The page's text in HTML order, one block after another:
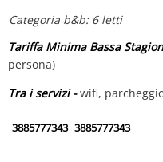
Categoria b&b: 6 letti
Tariffa Minima Bassa
persona)
Tra i servizi -wifi,
3885777343 3885777343